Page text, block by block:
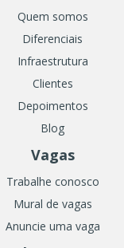
Quem somos
Diferenciais
Infraestrutura
Clientes
Depoimentos
Blog
Vagas
Trabalhe conosco
Mural de vagas
Anuncie uma vaga